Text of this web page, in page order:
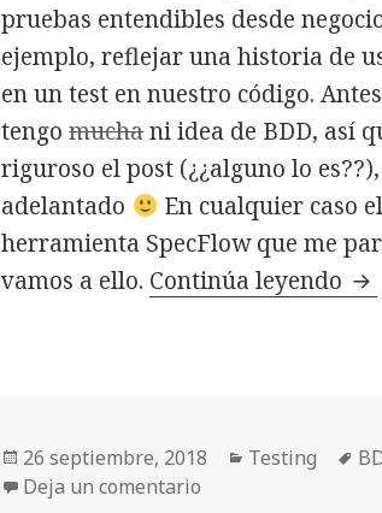
pruebas entendibles desde
ejemplo, reflejar una historia de
en un test en nuestro código.
tengomuchani idea de BDD, así
riguroso el post (¿¿alguno lo
adelantado
En cualquier caso
herramienta SpecFlow que me
vamos a ello. Continúa leyendo
Publicado
el
26 septiembre, 2018 Categorías
Testing
Deja un comentario